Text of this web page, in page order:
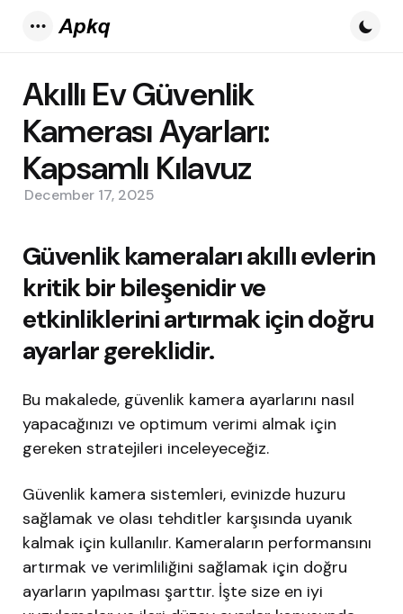
Akıllı Ev Güvenlik
Kamerası Ayarları:
Kapsamlı Kılavuz
December 17, 2025
Güvenlik kameraları akıllı evlerin
kritik bir bileşenidir ve
etkinliklerini artırmak için doğru
ayarlar gereklidir.
Bu makalede, güvenlik kamera ayarlarını nasıl
yapacağınızı ve optimum verimi almak için
gereken stratejileri inceleyeceğiz.
Güvenlik kamera sistemleri, evinizde huzuru
sağlamak ve olası tehditler karşısında uyanık
kalmak için kullanılır. Kameraların performansını
artırmak ve verimliliğini sağlamak için doğru
ayarların yapılması şarttır. İşte size en iyi